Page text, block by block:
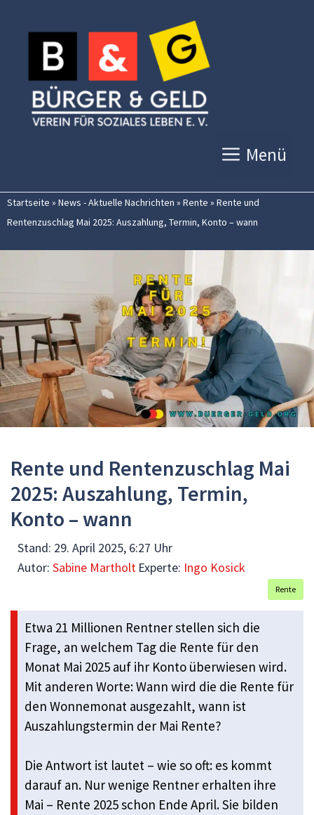
Inhalt
springen
Menü
Startseite » News - Aktuelle Nachrichten » Rente » Rente und
Rentenzuschlag Mai 2025: Auszahlung, Termin, Konto – wann
Rente und Rentenzuschlag Mai
2025: Auszahlung, Termin,
Konto – wann
Stand: 29. April 2025, 6:27 Uhr
Autor: Sabine Martholt Experte: Ingo Kosick
Rente
Etwa 21 Millionen Rentner stellen sich die
Frage, an welchem Tag die Rente für den
Monat Mai 2025 auf ihr Konto überwiesen wird.
Mit anderen Worte: Wann wird die die Rente für
den Wonnemonat ausgezahlt, wann ist
Auszahlungstermin der Mai Rente?
Die Antwort ist lautet – wie so oft: es kommt
darauf an. Nur wenige Rentner erhalten ihre
Mai – Rente 2025 schon Ende April. Sie bilden